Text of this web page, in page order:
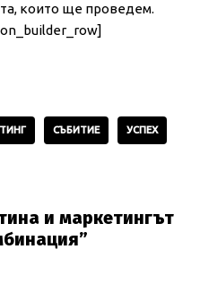
които ще проведем.
СЪБИТИЕ УСПЕХ
и маркетингът